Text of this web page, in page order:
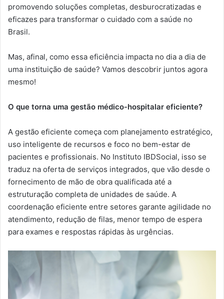
promovendo soluções completas, desburocratizadas e
eficazes para transformar o cuidado com a saúde no
Brasil.
Mas, afinal, como essa eficiência impacta no dia a dia de
uma instituição de saúde? Vamos descobrir juntos agora
mesmo!
O que torna uma gestão médico-hospitalar eficiente?
A gestão eficiente começa com planejamento estratégico,
uso inteligente de recursos e foco no bem-estar de
pacientes e profissionais. No Instituto IBDSocial, isso se
traduz na oferta de serviços integrados, que vão desde o
fornecimento de mão de obra qualificada até a
estruturação completa de unidades de saúde. A
coordenação eficiente entre setores garante agilidade no
atendimento, redução de filas, menor tempo de espera
para exames e respostas rápidas às urgências.